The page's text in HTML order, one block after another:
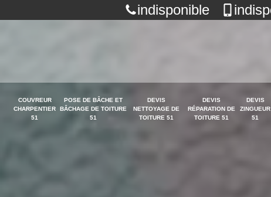
indisponible
COUVREUR
CHARPENTIER
51
POSE DE BÂCHE ET
BÂCHAGE DE TOITURE
51
DEVIS
NETTOYAGE DE
TOITURE 51
DEVIS
RÉPARATION DE
TOITURE 51
DEVIS
ZINGUEUR
51